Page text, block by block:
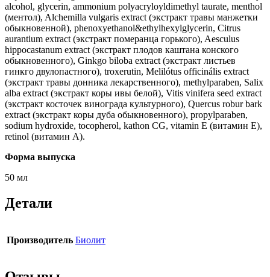
alcohol, glycerin, ammonium polyacryloyldimethyl taurate, menthol
(ментол), Alchemilla vulgaris extract (экстракт травы манжетки
обыкновенной), phenoxyethanol&ethylhexylglycerin, Citrus
aurantium extract (экстракт померанца горького), Aesculus
hippocastanum extract (экстракт плодов каштана конского
обыкновенного), Ginkgo biloba extract (экстракт листьев
гинкго двулопастного), troxerutin, Melilótus officinális extract
(экстракт травы донника лекарственного), methylparaben, Salix
alba extract (экстракт коры ивы белой), Vitis vinifera seed extract
(экстракт косточек винограда культурного), Quercus robur bark
extract (экстракт коры дуба обыкновенного), propylparaben,
sodium hydroxide, tocopherol, kathon CG, vitamin E (витамин Е),
retinol (витамин А).
Форма выпуска
50 мл
Детали
Производитель Биолит